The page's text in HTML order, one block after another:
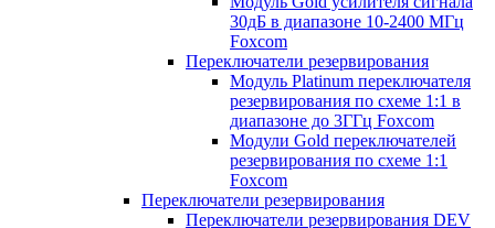
30дБ в диапазоне 10-2400 МГц
Foxcom
Переключатели резервирования
Модуль Platinum переключателя
резервирования по схеме 1:1 в
диапазоне до 3ГГц Foxcom
Модули Gold переключателей
резервирования по схеме 1:1
Foxcom
Переключатели резервирования
Переключатели резервирования DEV